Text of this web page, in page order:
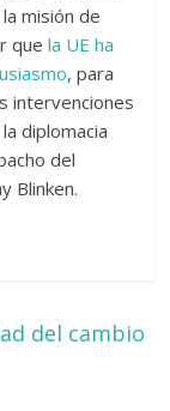
misión de
quela UE ha
, para
intervenciones
diplomacia
del
Blinken.
del cambio